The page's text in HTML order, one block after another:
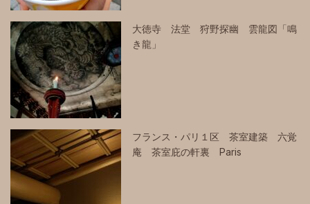
大徳寺 法堂 狩野探幽 雲龍図「鳴
き龍」
フランス・パリ１区 茶室建築 六覚
庵 茶室庇の軒裏 Paris